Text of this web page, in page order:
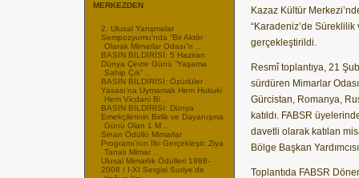
MERKEZDEN
2. Ulusal Yarışmalar
Sempozyumu’nda “Bir Aktör
Olarak Mimarlar Odası”n ..
BASIN BİLDİRİSİ: 5 Haziran
Dünya Çevre Günü “Yaşama
Sahip Çık” ..
BASIN BİLDİRİSİ: Özürlüler
Yasası’na Uymamak Hem Hukuki
Hem Vicdani Bi ..
BASIN BİLDİRİSİ: Dünya
Emekçilerinin Birlik ve Dayanışma
Günü Olan 1 M ..
Sinan Ödüllü Mimarlar
Programı’nın İlki Gerçekleşti: Ziya
Tanalı Mimar ..
Ulusal Mimarlık Ödülleri 1988-
2008 / I-XI Sergisi Suriye’de
Kazaz Kültür
“Karadeniz’de
gerçekleştirildi.
Resmî toplantıya, 21
sürdüren Mimarlar
Gürcistan, Romanya,
katıldı. FABSR
davetli olarak katılan
Bölge Başkan
Toplantıda FABSR